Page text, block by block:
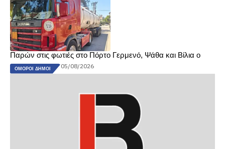
Παρών στις φωτιές στο Πόρτο Γερμενό, Ψάθα και Βίλια ο
ΌΜΟΡΟΙ ΔΉΜΟΙ 05/08/2026